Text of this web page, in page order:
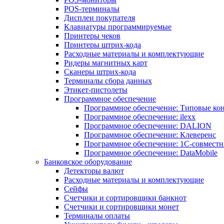
POS-терминалы
Дисплеи покупателя
Клавиатуры программируемые
Принтеры чеков
Принтеры штрих-кода
Расходные материалы и комплектующие
Ридеры магнитных карт
Сканеры штрих-кода
Терминалы сбора данных
Этикет-пистолеты
Программное обеспечение
Программное обеспечение: Типовые
Программное обеспечение: ilexx
Программное обеспечение: DALION
Программное обеспечение: Клеверенс
Программное обеспечение: 1С-
Программное обеспечение: DataMobile
Банковское оборудование
Детекторы валют
Расходные материалы и комплектующие
Сейфы
Счетчики и сортировщики банкнот
Счетчики и сортировщики монет
Терминалы оплаты